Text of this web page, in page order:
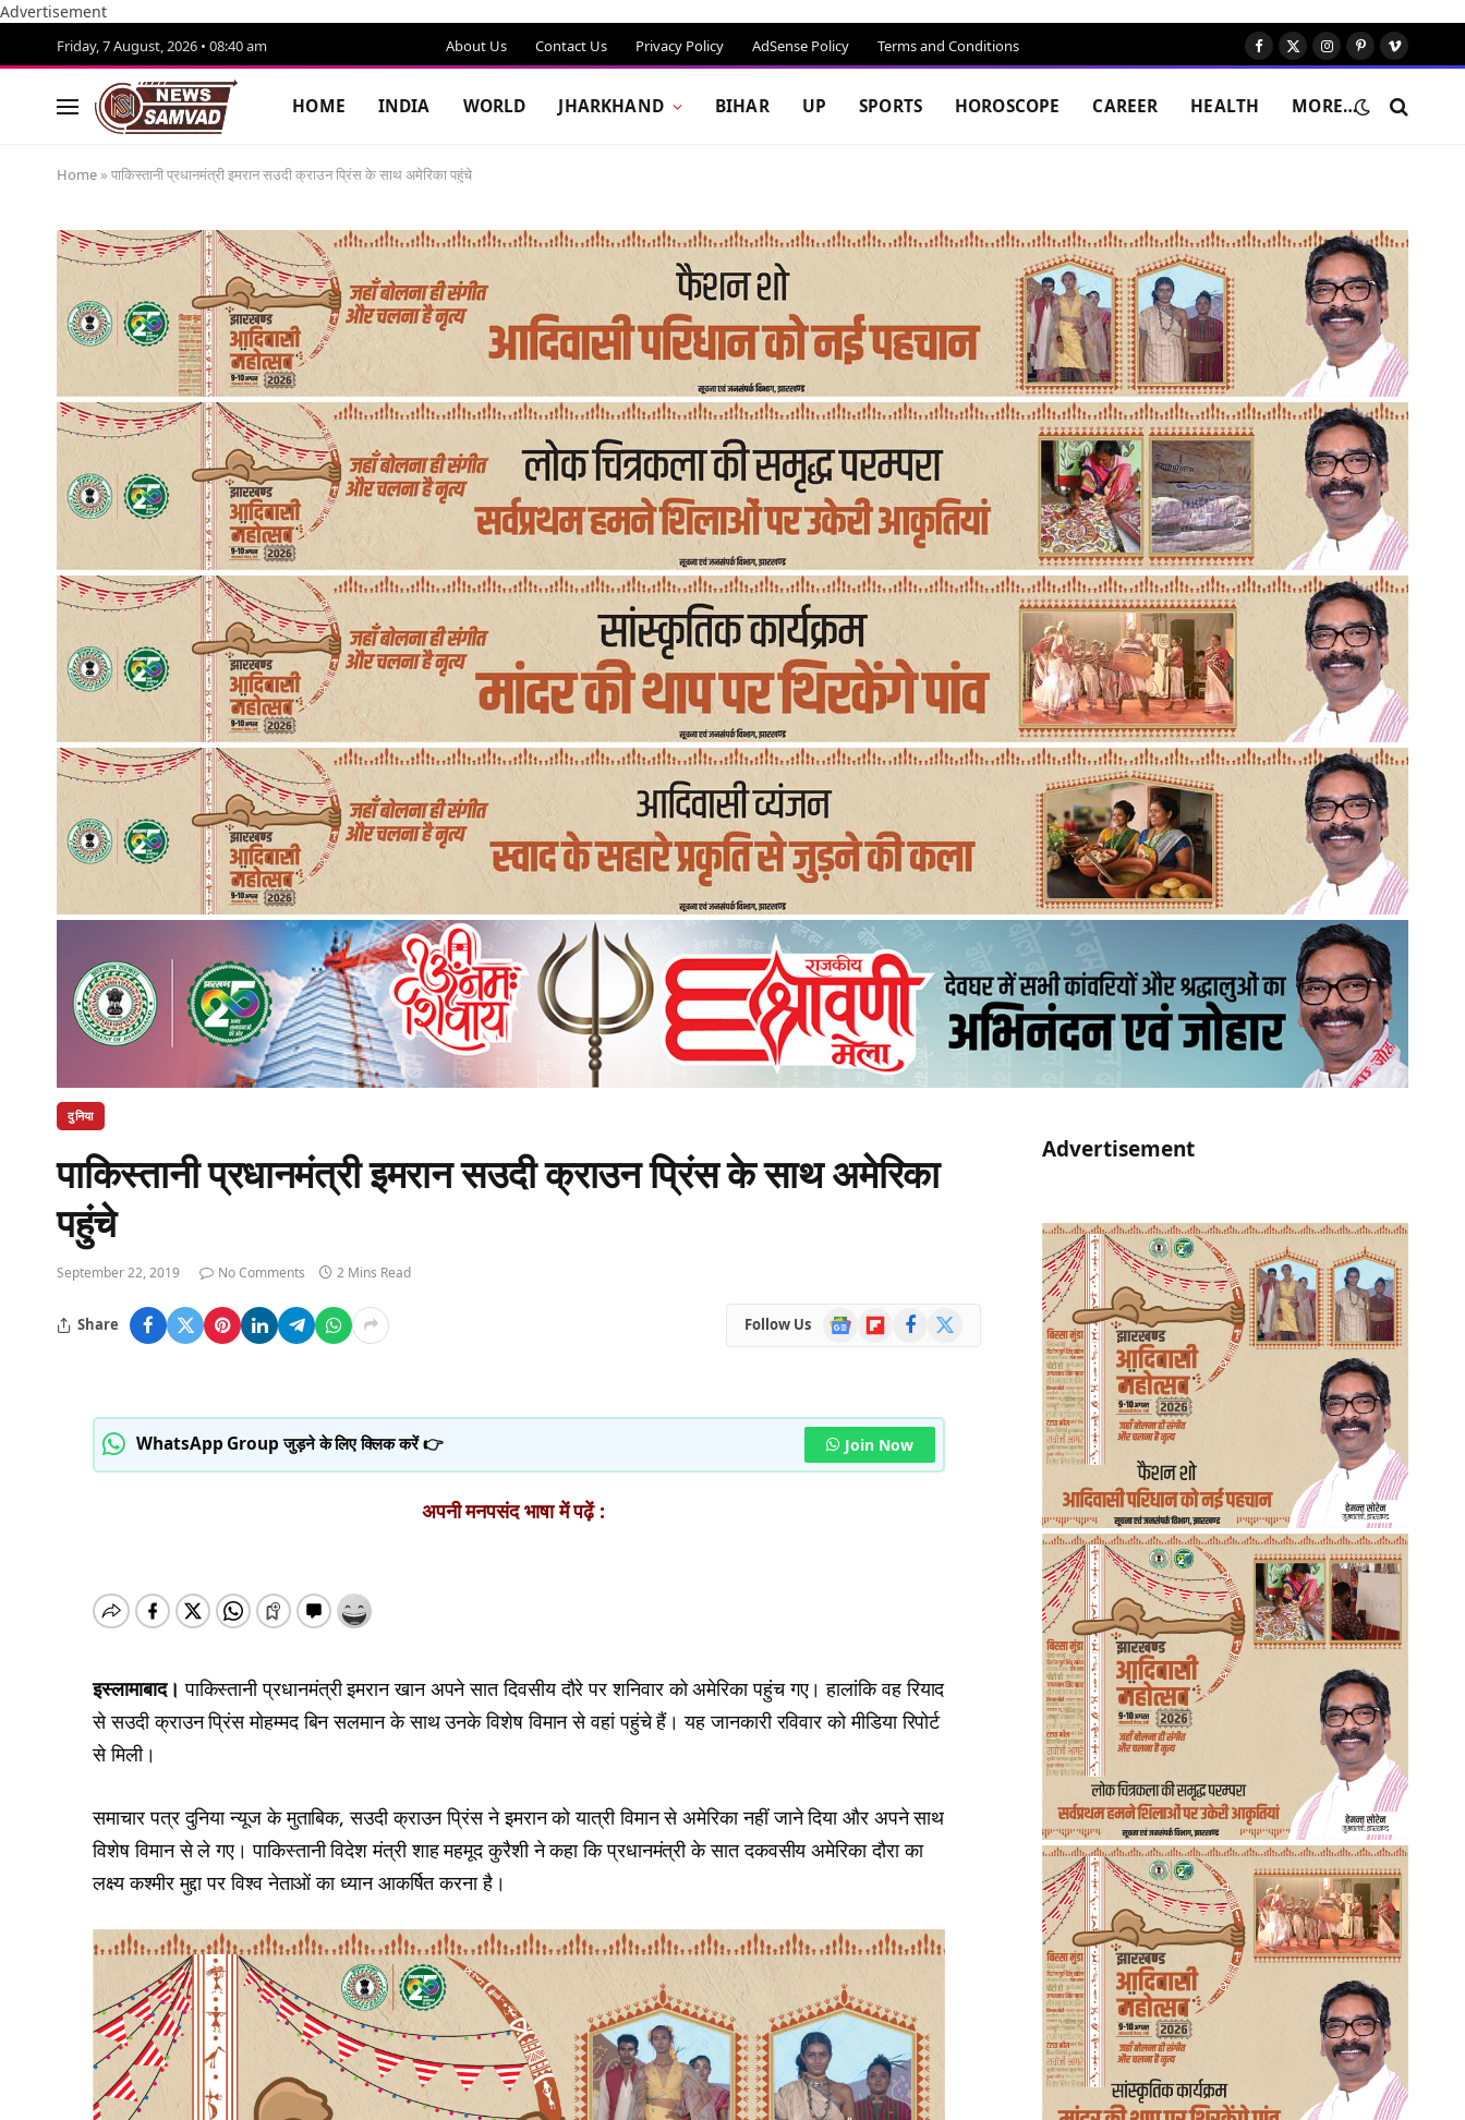
Advertisement
Friday, 7 August, 2026 • 08:40 am About Us Contact Us Privacy Policy AdSense Policy Terms and Conditions Facebook
X
Instagram
Pinterest
Vimeo
HOME INDIA WORLD JHARKHAND BIHAR UP SPORTS HOROSCOPE CAREER HEALTH MORE…
Home » पाकिस्तानी प्रधानमंत्री इमरान सउदी क्राउन प्रिंस के साथ अमेरिका पहुंचे
दुनिया
पाकिस्तानी प्रधानमंत्री इमरान सउदी क्राउन प्रिंस के साथ अमेरिका
पहुंचे
September 22, 2019 No Comments 2 Mins Read
Share Follow Us
Google
News
FlipboardFacebook
WhatsApp Group जुड़ने के लिए क्लिक करें 👉 Join Now
अपनी मनपसंद भाषा में पढ़ें :
इस्लामाबाद। पाकिस्तानी प्रधानमंत्री इमरान खान अपने सात दिवसीय दौरे पर शनिवार को अमेरिका पहुंच गए। हालांकि वह रियाद
से सउदी क्राउन प्रिंस मोहम्मद बिन सलमान के साथ उनके विशेष विमान से वहां पहुंचे हैं। यह जानकारी रविवार को मीडिया रिपोर्ट
से मिली।
समाचार पत्र दुनिया न्यूज के मुताबिक, सउदी क्राउन प्रिंस ने इमरान को यात्री विमान से अमेरिका नहीं जाने दिया और अपने साथ
विशेष विमान से ले गए। पाकिस्तानी विदेश मंत्री शाह महमूद कुरैशी ने कहा कि प्रधानमंत्री के सात दकवसीय अमेरिका दौरा का
लक्ष्य कश्मीर मुद्दा पर विश्व नेताओं का ध्यान आकर्षित करना है।
Advertisement